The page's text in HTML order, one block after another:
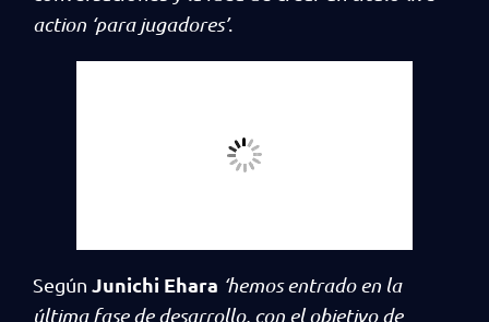
action ‘para jugadores’.
Según Junichi Ehara ‘hemos entrado en la
última fase de desarrollo, con el objetivo de